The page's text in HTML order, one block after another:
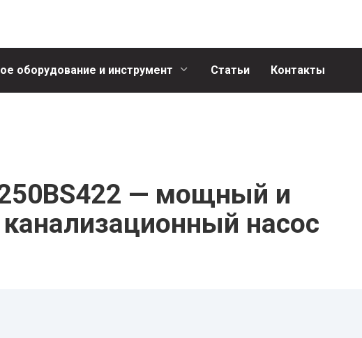
оборудование и инструмент Статьи Контакты
— мощный и
насос